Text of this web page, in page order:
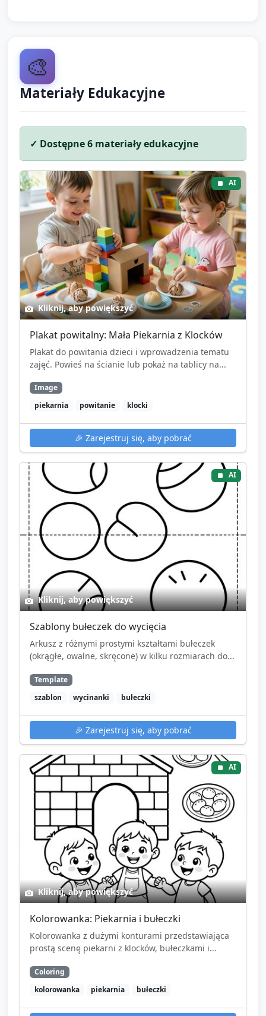
🎨
Materiały Edukacyjne
✓ Dostępne6 materiały edukacyjne
AI
Kliknij, aby powiększyć
Plakat powitalny: Mała Piekarnia z Klocków
Plakat do powitania dzieci i wprowadzenia tematu
zajęć. Powieś na ścianie lub pokaż na tablicy na...
Image
piekarnia
powitanie klocki
🎉 Zarejestruj się, aby pobrać
AI
Kliknij, aby powiększyć
Szablony bułeczek do wycięcia
Arkusz z różnymi prostymi kształtami bułeczek
(okrągłe, owalne, skręcone) w kilku rozmiarach do...
Template
szablon
wycinanki bułeczki
🎉 Zarejestruj się, aby pobrać
AI
Kliknij, aby powiększyć
Kolorowanka: Piekarnia i bułeczki
Kolorowanka z dużymi konturami przedstawiająca
prostą scenę piekarni z klocków, bułeczkami i...
Coloring
kolorowanka
piekarnia bułeczki